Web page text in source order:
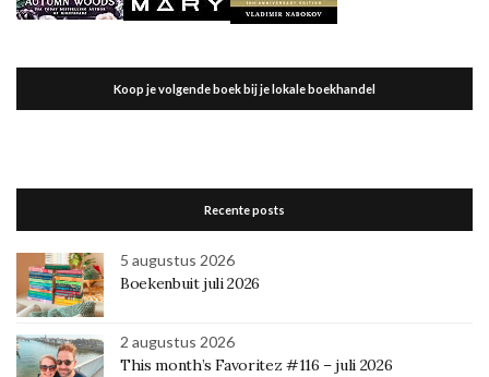
Koop je volgende boek bij je lokale boekhandel
Recente posts
5 augustus 2026
Boekenbuit juli 2026
2 augustus 2026
This month’s Favoritez #116 – juli 2026